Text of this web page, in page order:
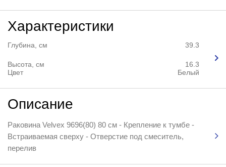
Характеристики
Глубина, см 39.3
Высота, см
16.3
Цвет
Белый
Описание
Раковина Velvex 9696(80) 80 см - Крепление к тумбе -
Встраиваемая сверху - Отверстие под смеситель,
перелив